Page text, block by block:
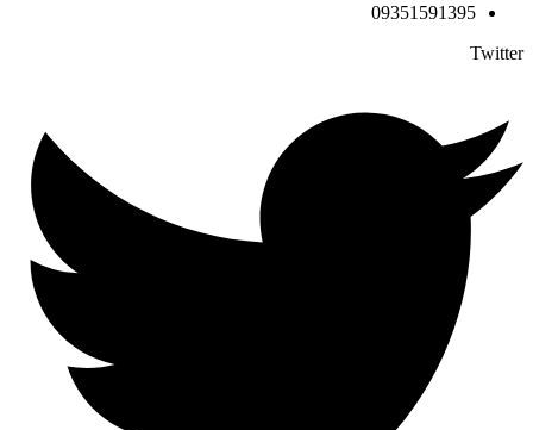
09351591395
Twitter